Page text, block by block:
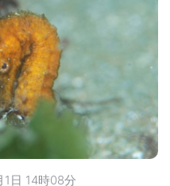
日 14時08分